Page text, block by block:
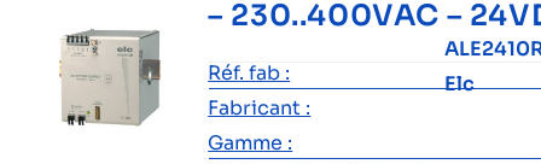
– 230..400VAC –
Réf. fab :
Fabricant :
Elc
Gamme :